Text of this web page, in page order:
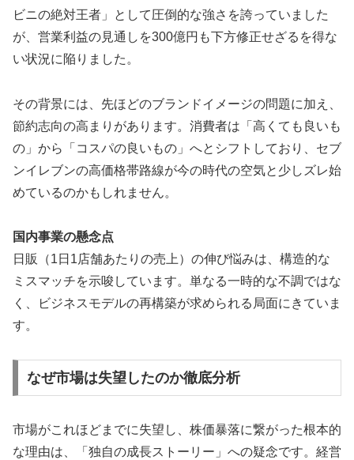
ビニの絶対王者」として圧倒的な強さを誇っていました
が、営業利益の見通しを300億円も下方修正せざるを得な
い状況に陥りました。
その背景には、先ほどのブランドイメージの問題に加え、
節約志向の高まり があります。消費者は「高くても良いも
の」から「コスパの良いもの」へとシフトしており、セブ
ンイレブンの高価格帯路線が今の時代の空気と少しズレ始
めているのかもしれません。
国内事業の懸念点
日販（1日1店舗あたりの売上）の伸び悩みは、構造的な
ミスマッチを示唆しています。単なる一時的な不調ではな
く、ビジネスモデルの再構築が求められる局面にきていま
す。
なぜ市場は失望したのか徹底分析
市場がこれほどまでに失望し、株価暴落に繋がった根本的
な理由は、「独自の成長ストーリー」への疑念です。経営